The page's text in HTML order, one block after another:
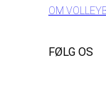
OM
FØLG OS